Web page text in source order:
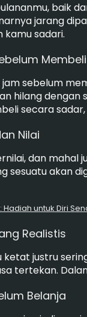
baik
jarang
kamu sadari.
Membeli
sebelum
hilang
secara
Nilai
dan mahal
sesuatu akan
Hadiah untuk Diri
Realistis
justru
tertekan.
Belanja